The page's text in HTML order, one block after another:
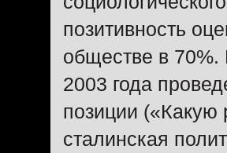
позитивность
обществе в 70%.
2003 года
позиции
сталинская